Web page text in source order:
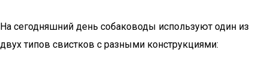
На сегодняшний день собаководы используют один из
двух типов свистков с разными конструкциями: